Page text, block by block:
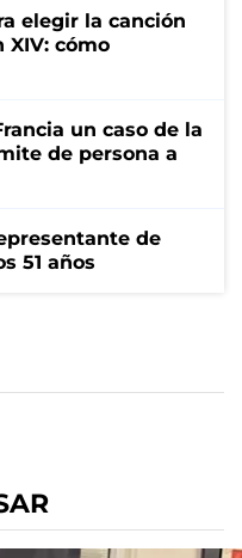
elegir la canción
XIV: cómo
un caso de la
de persona a
de
51 años